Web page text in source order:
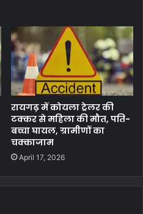
रायगढ़ में कोयला ट्रेलर की
टक्कर से महिला की मौत, पति-
बच्चा घायल, ग्रामीणों का
चक्काजाम
April 17, 2026